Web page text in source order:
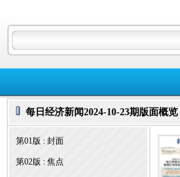
每日经济新闻2024-10-23期版面概览
第01版 : 封面
第02版 : 焦点